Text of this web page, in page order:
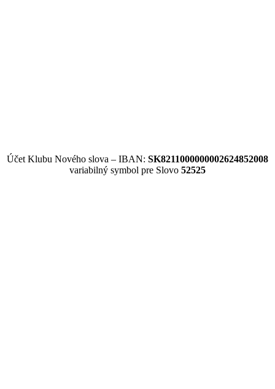
Účet Klubu Nového slova – IBAN: SK8211000000002624852008
variabilný symbol pre Slovo 52525